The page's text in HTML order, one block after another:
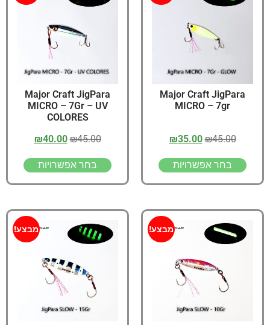
Major Craft JigPara
MICRO – 7gr
₪45.00
₪35.00
בחר אפשרויות
Major Craft JigPara
MICRO – 7Gr – UV
COLORES
₪45.00
₪40.00
בחר אפשרויות
מבצע! מבצע!